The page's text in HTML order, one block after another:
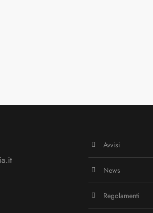
Avvisi
News
Regolamenti